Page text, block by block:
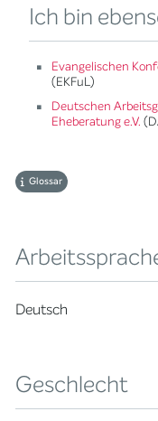
Ich bin
Evangelischen
(EKFuL)
Deutschen
Eheberatung e.V.
Glossar
Deutsch
Geschlecht